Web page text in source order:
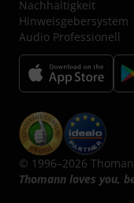
Nachhaltigkeit
Hinweisgebersystem
Audio Professionell
© 1996–2026
Thomann loves you,